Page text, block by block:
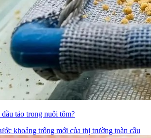
tảo trong nuôi tôm?
khoảng trống mới của thị trường toàn cầu